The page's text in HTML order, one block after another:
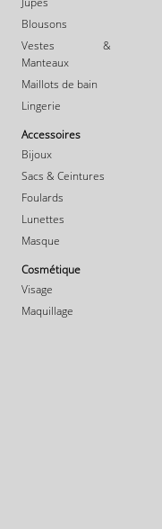
Blousons
Vestes &
Manteaux
Maillots de bain
Lingerie
Accessoires
Bijoux
Sacs & Ceintures
Foulards
Lunettes
Masque
Cosmétique
Visage
Maquillage